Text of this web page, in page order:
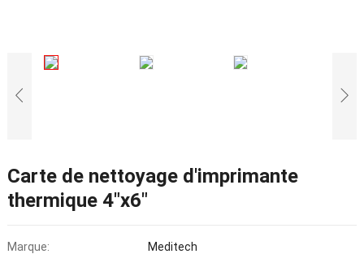
Carte de nettoyage d'imprimante
thermique 4″x6″
Marque:
Meditech